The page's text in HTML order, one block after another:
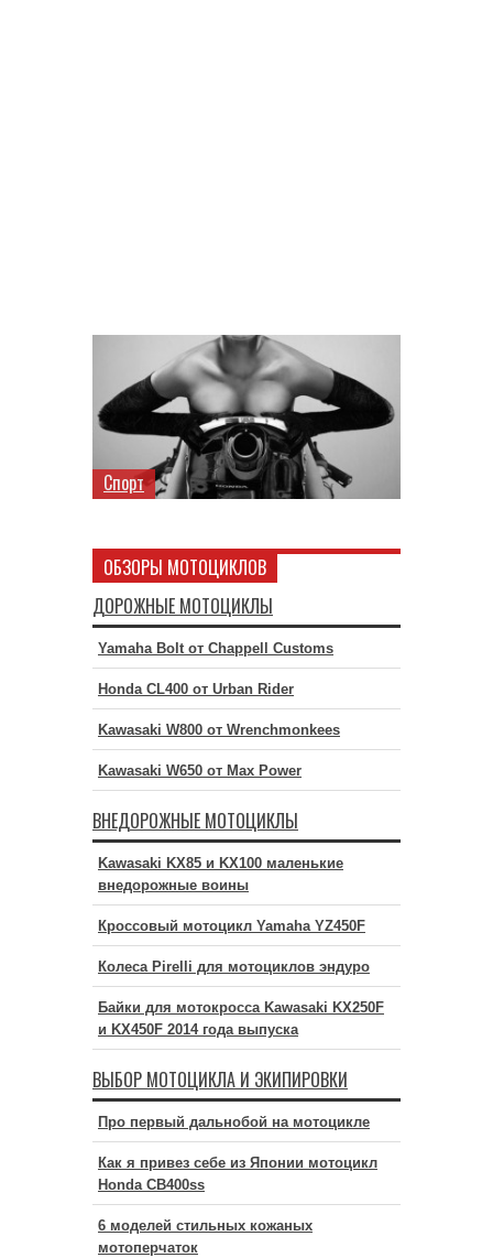
Спорт
ОБЗОРЫ МОТОЦИКЛОВ
ДОРОЖНЫЕ МОТОЦИКЛЫ
Yamaha Bolt от Chappell Customs
Honda CL400 от Urban Rider
Kawasaki W800 от Wrenchmonkees
Kawasaki W650 от Max Power
ВНЕДОРОЖНЫЕ МОТОЦИКЛЫ
Kawasaki KX85 и KX100 маленькие
внедорожные воины
Кроссовый мотоцикл Yamaha YZ450F
Колеса Pirelli для мотоциклов эндуро
Байки для мотокросса Kawasaki KX250F
и KX450F 2014 года выпуска
ВЫБОР МОТОЦИКЛА И ЭКИПИРОВКИ
Про первый дальнобой на мотоцикле
Как я привез себе из Японии мотоцикл
Honda CB400ss
6 моделей стильных кожаных
мотоперчаток